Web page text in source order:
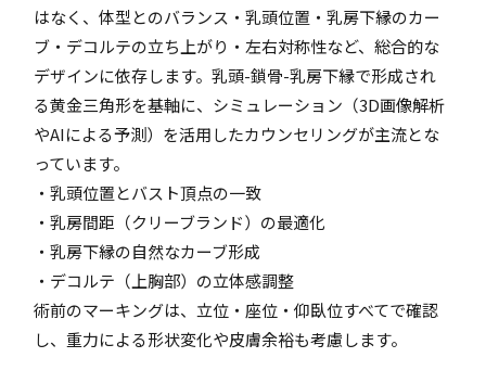
はなく、体型とのバランス・乳頭位置・乳房下縁のカー
ブ・デコルテの立ち上がり・左右対称性など、総合的な
デザインに依存します。乳頭-鎖骨-乳房下縁で形成され
る黄金三角形を基軸に、シミュレーション（3D画像解析
やAIによる予測）を活用したカウンセリングが主流とな
っています。
・乳頭位置とバスト頂点の一致
・乳房間距（クリーブランド）の最適化
・乳房下縁の自然なカーブ形成
・デコルテ（上胸部）の立体感調整
術前のマーキングは、立位・座位・仰臥位すべてで確認
し、重力による形状変化や皮膚余裕も考慮します。